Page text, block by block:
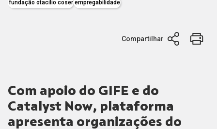
fundação otacílio coser empregabilidade
Compartilhar
Com apoio do GIFE e do
Catalyst Now, plataforma
apresenta organizações do